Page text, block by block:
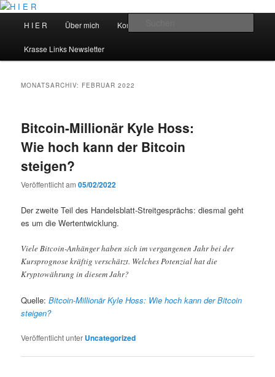
Zum
springen
Zum
springenH I E R
H I E R Über mich Kontakt
Krasse Links Newsletter
MONATSARCHIV: FEBRUAR 2022
Bitcoin-Millionär Kyle Hoss:
Wie hoch kann der Bitcoin
steigen?
Veröffentlicht am05/02/2022
Der zweite Teil des Handelsblatt-Streitgesprächs: diesmal geht
es um die Wertentwicklung.
Viele Bitcoin-Anhänger haben sich im vergangenen Jahr bei der
Kursprognose kräftig verschätzt. Welches Potenzial hat die
Kryptowährung in diesem Jahr?
Quelle:Bitcoin-Millionär Kyle Hoss: Wie hoch kann der Bitcoin
steigen?
Veröffentlicht unter Uncategorized